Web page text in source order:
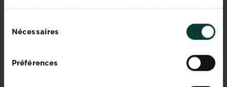
vous leur avez fournies ou qu'ils ont collectées
duNécessaires
Préférences
Comment faire pousser et
entretenir ses orchidées ?
sur Comment faire